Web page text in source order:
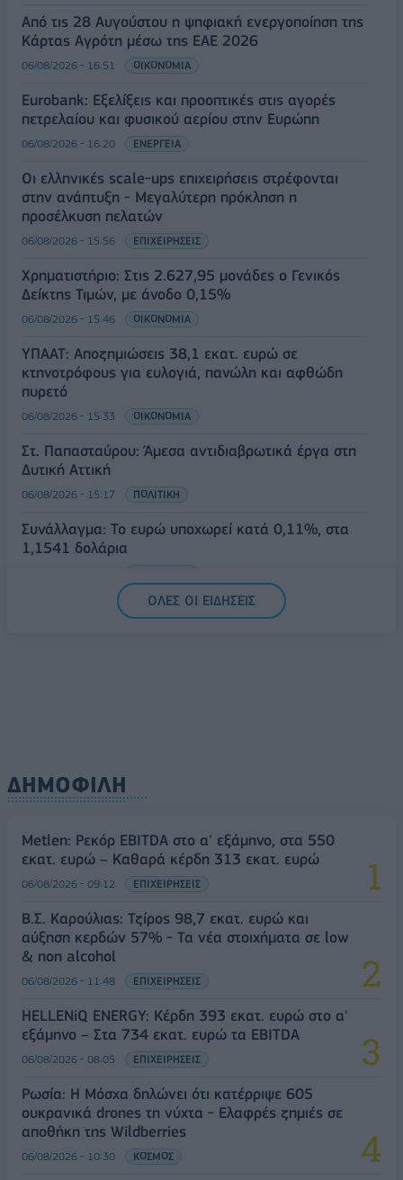
Από τις 28 Αυγούστου η ψηφιακή ενεργοποίηση της
Κάρτας Αγρότη μέσω της ΕΑΕ 2026
06/08/2026 - 16:51 ΟΙΚΟΝΟΜΙΑ
Eurobank: Εξελίξεις και προοπτικές στις αγορές
πετρελαίου και φυσικού αερίου στην Ευρώπη
06/08/2026 - 16:20 ΕΝΕΡΓΕΙΑ
Οι ελληνικές scale-ups επιχειρήσεις στρέφονται
στην ανάπτυξη - Μεγαλύτερη πρόκληση η
προσέλκυση πελατών
06/08/2026 - 15:56 ΕΠΙΧΕΙΡΗΣΕΙΣ
Χρηματιστήριο: Στις 2.627,95 μονάδες ο Γενικός
Δείκτης Τιμών, με άνοδο 0,15%
06/08/2026 - 15:46 ΟΙΚΟΝΟΜΙΑ
ΥΠΑΑΤ: Αποζημιώσεις 38,1 εκατ. ευρώ σε
κτηνοτρόφους για ευλογιά, πανώλη και αφθώδη
πυρετό
06/08/2026 - 15:33 ΟΙΚΟΝΟΜΙΑ
Στ. Παπασταύρου: Άμεσα αντιδιαβρωτικά έργα στη
Δυτική Αττική
06/08/2026 - 15:17 ΠΟΛΙΤΙΚΗ
Συνάλλαγμα: Το ευρώ υποχωρεί κατά 0,11%, στα
1,1541 δολάρια
ΟΛΕΣ ΟΙ ΕΙΔΗΣΕΙΣ
ΔΗΜΟΦΙΛΗ
Metlen: Ρεκόρ EBITDA στο α' εξάμηνο, στα 550
εκατ. ευρώ – Καθαρά κέρδη 313 εκατ. ευρώ
06/08/2026 - 09:12 ΕΠΙΧΕΙΡΗΣΕΙΣ
Β.Σ. Καρούλιας: Τζίρος 98,7 εκατ. ευρώ και
αύξηση κερδών 57% - Τα νέα στοιχήματα σε low
& non alcohol
06/08/2026 - 11:48 ΕΠΙΧΕΙΡΗΣΕΙΣ
HELLENiQ ENERGY: Κέρδη 393 εκατ. ευρώ στο α'
εξάμηνο – Στα 734 εκατ. ευρώ τα EBITDA
06/08/2026 - 08:05 ΕΠΙΧΕΙΡΗΣΕΙΣ
Ρωσία: Η Μόσχα δηλώνει ότι κατέρριψε 605
ουκρανικά drones τη νύχτα - Ελαφρές ζημιές σε
αποθήκη της Wildberries
06/08/2026 - 10:30 ΚΟΣΜΟΣ